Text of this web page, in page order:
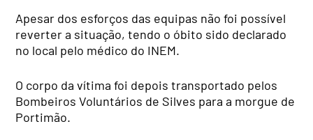
Apesar dos esforços das equipas não foi possível
reverter a situação, tendo o óbito sido declarado
no local pelo médico do INEM.
O corpo da vítima foi depois transportado pelos
Bombeiros Voluntários de Silves para a morgue de
Portimão.